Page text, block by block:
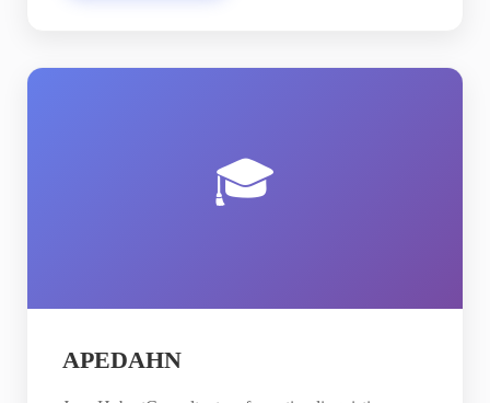
🎓
APEDAHN